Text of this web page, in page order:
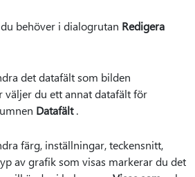
behöver i dialogrutan Redigera
det datafält som bilden
väljer du ett annat datafält för
Datafält.
färg, inställningar, teckensnitt,
av grafik som visas markerar du det